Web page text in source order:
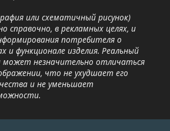
или схематичный рисунок)
справочно, в рекламных целях, и
потребителя о
и функционале изделия. Реальный
незначительно отличаться
что не ухудшает его
и не уменьшает